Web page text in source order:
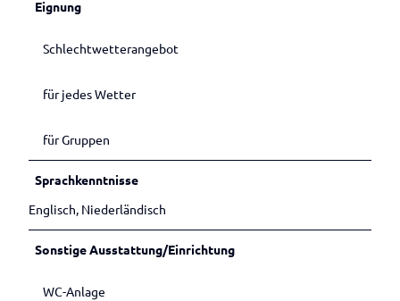
Eignung
Schlechtwetterangebot
für jedes Wetter
für Gruppen
Sprachkenntnisse
Englisch, Niederländisch
Sonstige Ausstattung/Einrichtung
WC-Anlage